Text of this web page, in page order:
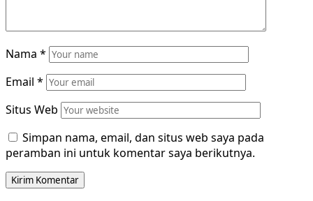
Nama *
Email *
Situs Web
Simpan nama, email, dan situs web saya pada
peramban ini untuk komentar saya berikutnya.